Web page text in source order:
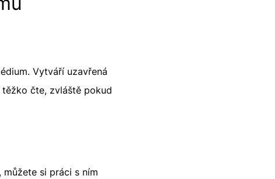
Vytváří uzavřená
čte, zvláště pokud
si práci s ním